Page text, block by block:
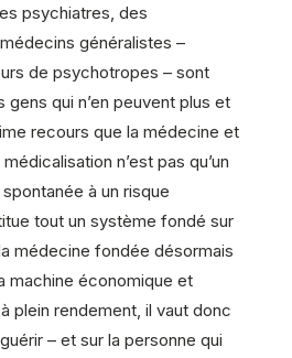
psychiatres, des
généralistes –
de psychotropes – sont
qui n’en peuvent plus et
recours que la médecine et
n’est pas qu’un
à un risque
tout un système fondé sur
médecine fondée désormais
machine économique et
plein rendement, il vaut donc
– et sur la personne qui